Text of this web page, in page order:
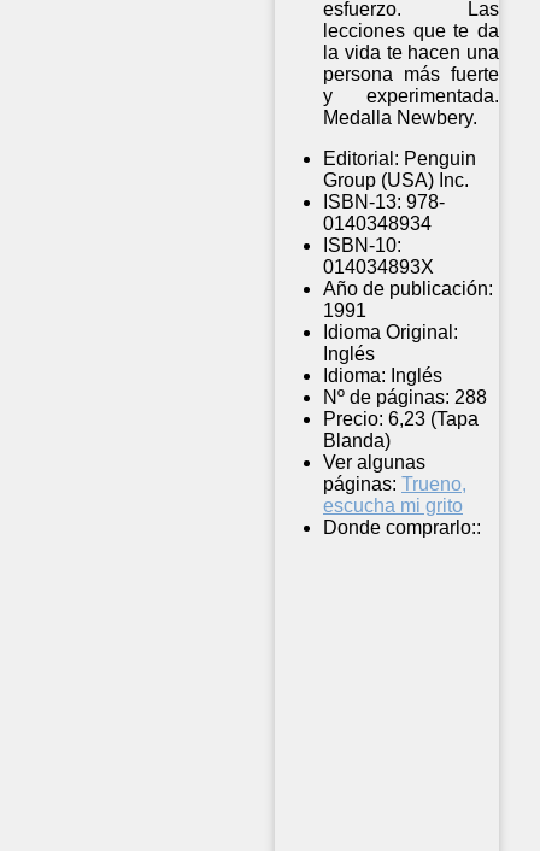
esfuerzo. Las
lecciones que te da
la vida te hacen una
persona más fuerte
y experimentada.
Medalla Newbery.
Editorial: Penguin
Group (USA) Inc.
ISBN-13: 978-
0140348934
ISBN-10:
014034893X
Año de publicación:
1991
Idioma Original:
Inglés
Idioma: Inglés
Nº de páginas: 288
Precio: 6,23 (Tapa
Blanda)
Ver algunas
páginas: Trueno,
escucha mi grito
Donde comprarlo::